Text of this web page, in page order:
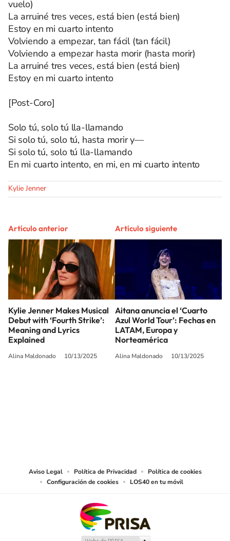
vuelo)
La arruiné tres veces, está bien (está bien)
Estoy en mi cuarto intento
Volviendo a empezar, tan fácil (tan fácil)
Volviendo a empezar hasta morir (hasta morir)
La arruiné tres veces, está bien (está bien)
Estoy en mi cuarto intento
[Post-Coro]
Solo tú, solo tú lla-llamando
Si solo tú, solo tú, hasta morir y—
Si solo tú, solo tú lla-llamando
En mi cuarto intento, en mi, en mi cuarto intento
Kylie Jenner
Artículo anterior
Kylie Jenner Makes Musical
Debut with ‘Fourth Strike’:
Meaning and Lyrics
Explained
Alina Maldonado 10/13/2025
Artículo siguiente
Aitana anuncia el ‘Cuarto
Azul World Tour’: Fechas en
LATAM, Europa y
Norteamérica
Alina Maldonado 10/13/2025
Aviso Legal Política de Privacidad
Política de cookies
Configuración de cookies
LOS40 en tu móvil